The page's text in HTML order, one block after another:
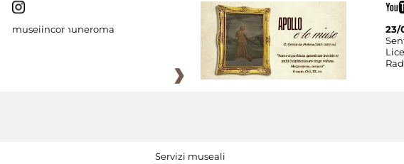
museiincomuneroma
23/
Servizi museali